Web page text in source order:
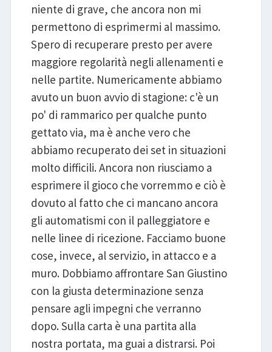
niente di grave, che ancora non mi
permettono di esprimermi al massimo.
Spero di recuperare presto per avere
maggiore regolarità negli allenamenti e
nelle partite. Numericamente abbiamo
avuto un buon avvio di stagione: c'è un
po' di rammarico per qualche punto
gettato via, ma è anche vero che
abbiamo recuperato dei set in situazioni
molto difficili. Ancora non riusciamo a
esprimere il gioco che vorremmo e ciò è
dovuto al fatto che ci mancano ancora
gli automatismi con il palleggiatore e
nelle linee di ricezione. Facciamo buone
cose, invece, al servizio, in attacco e a
muro. Dobbiamo affrontare San Giustino
con la giusta determinazione senza
pensare agli impegni che verranno
dopo. Sulla carta è una partita alla
nostra portata, ma guai a distrarsi. Poi